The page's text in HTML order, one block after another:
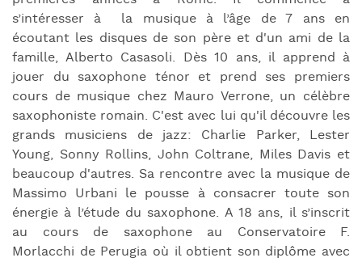
s’intéresser à la musique à l’âge de 7 ans en
écoutant les disques de son père et d'un ami de la
famille, Alberto Casasoli. Dès 10 ans, il apprend à
jouer du saxophone ténor et prend ses premiers
cours de musique chez Mauro Verrone, un célèbre
saxophoniste romain. C'est avec lui qu'il découvre les
grands musiciens de jazz: Charlie Parker, Lester
Young, Sonny Rollins, John Coltrane, Miles Davis et
beaucoup d'autres. Sa rencontre avec la musique de
Massimo Urbani le pousse à consacrer toute son
énergie à l’étude du saxophone. A 18 ans, il s’inscrit
au cours de saxophone au Conservatoire F.
Morlacchi de Perugia où il obtient son diplôme avec